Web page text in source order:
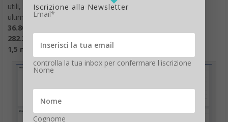
utili, ecco i risultati dell’impatto social di Sanremo 2022 negli
ultimi 7 giorni.
36.800 post social
282.300 di egangement (like, repost commenti)
1,5 miliardi la reach potenziale
Iscrizione alla Newsletter
Email*
controlla la tua inbox per confermare l'iscrizione
Nome
Cognome